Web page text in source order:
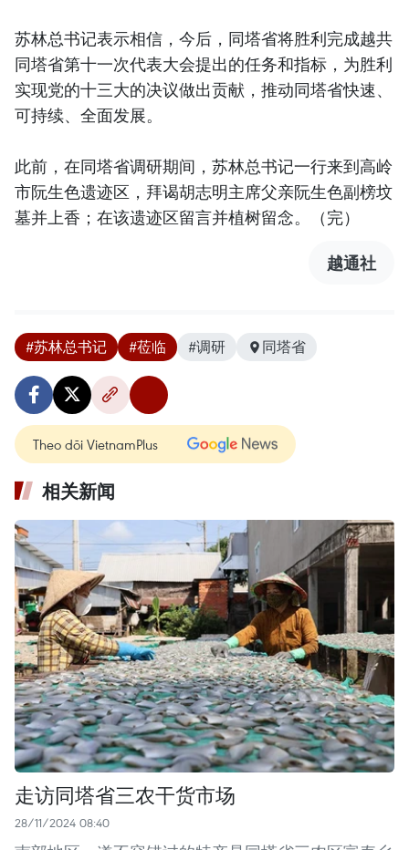
苏林总书记表示相信，今后，同塔省将胜利完成越共
同塔省第十一次代表大会提出的任务和指标，为胜利
实现党的十三大的决议做出贡献，推动同塔省快速、
可持续、全面发展。
此前，在同塔省调研期间，苏林总书记一行来到高岭
市阮生色遗迹区，拜谒胡志明主席父亲阮生色副榜坟
墓并上香；在该遗迹区留言并植树留念。（完）
越通社
#苏林总书记 #莅临 #调研 同塔省
Theo dõi VietnamPlus
相关新闻
走访同塔省三农干货市场
28/11/2024 08:40